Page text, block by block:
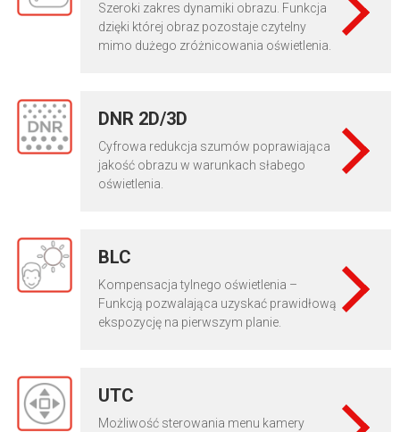
Szeroki zakres dynamiki obrazu. Funkcja
dzięki której obraz pozostaje czytelny
mimo dużego zróżnicowania oświetlenia.
DNR 2D/3D
Cyfrowa redukcja szumów poprawiająca
jakość obrazu w warunkach słabego
oświetlenia.
BLC
Kompensacja tylnego oświetlenia –
Funkcją pozwalająca uzyskać prawidłową
ekspozycję na pierwszym planie.
UTC
Możliwość sterowania menu kamery